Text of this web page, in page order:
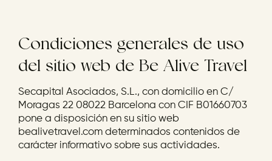
Condiciones generales de uso
del sitio web de Be Alive Travel
Secapital Asociados, S.L., con domicilio en C/
Moragas 22 08022 Barcelona con CIF B01660703
pone a disposición en su sitio web
bealivetravel.com determinados contenidos de
carácter informativo sobre sus actividades.